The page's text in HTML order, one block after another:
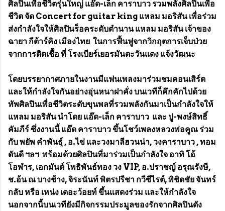
ศิลปินเพื่อชีวิตรุ่นใหญ่ แอ๊ด-เล็ก คาราบาว รวมพลังศิลปินเพื่อ
ชีวิต จัด Concert for guitar king แหลม มอริสัน เพื่อร่วม
ส่งกำลังใจให้ศิลปินร็อคระดับตำนาน แหลม มอริสัน เจ้าของ
ฉายา กีต้าร์คิง เมืองไทย ในการฟื้นฟูจากวิกฤตการเจ็บป่วย
จากการติดเชื้อ ที่ โรงเบียร์เยอรมันตะวันแดง แจ้งวัฒนะ
โดยบรรยากาศภายในงานมีแฟนเพลงมาร่วมชมคอนเสิร์ต
และให้กำลังใจกันอย่างอุ่นหนาฝาคั่ง บนเวทีก็คึกคักไปด้วย
ทัพศิลปินเพื่อชีวิตระดับขุนพลที่รวมพลังกันมาเป็นกำลังใจให้
แหลม มอริสัน นำโดย แอ๊ด-เล็ก คาราบาว และ ปู-พงษ์สิทธิ์
คัมภีร์ ซึ่งงานนี้ แอ๊ด คาราบาว ขึ้นโชว์เพลงหลวงพ่อคูณ ร่วม
กับ พยัพ คำพันธุ์ , อ.ไข่ และวงมาลีฮวนน่า, วงคาราบาว , ทอม
ดันดี ฯลฯ พร้อมด้วยศิลปินที่มาร่วมเป็นกำลังใจ อาทิ โอ้
โอฬาร, เอกมันต์ โพธิพันธ์ทอง วง VIP, อ.ปราชญ์ อรุณรังษี,
ช.อ้น ณ บางช้าง, จิระนันท์ พิตรปรีชา กวีซีไรต์, พิชิตชัย จันทร์
กลับ หรือ เหน่ง เดอะว้อยท์ ขึ้นแสดงร่วม และให้กำลังใจ
นอกจากนี้บนเวทียังมีกิจกรรมประมูลของรักจากศิลปินดัง